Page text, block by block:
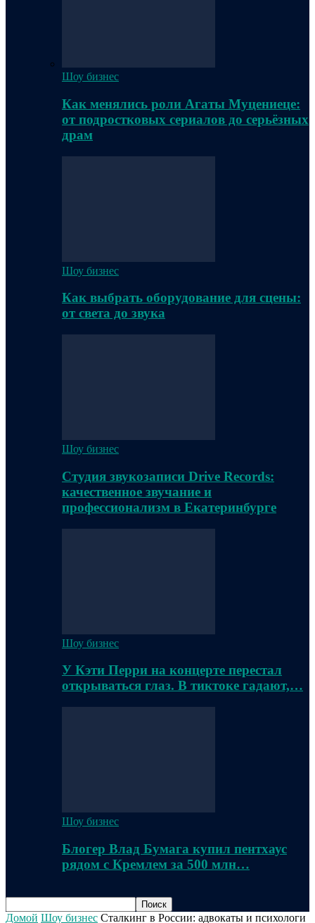
Шоу бизнес
Как менялись роли Агаты Муцениеце:
от подростковых сериалов до серьёзных
драм
Шоу бизнес
Как выбрать оборудование для сцены:
от света до звука
Шоу бизнес
Студия звукозаписи Drive Records:
качественное звучание и
профессионализм в Екатеринбурге
Шоу бизнес
У Кэти Перри на концерте перестал
открываться глаз. В тиктоке гадают,…
Шоу бизнес
Блогер Влад Бумага купил пентхаус
рядом с Кремлем за 500 млн…
Домой Шоу бизнес Сталкинг в России: адвокаты и психологи